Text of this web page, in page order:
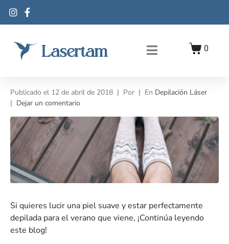
0
Publicado el 12 de abril de 2018 Por En Depilación Láser
Dejar un comentario
Si quieres lucir una piel suave y estar perfectamente
depilada para el verano que viene, ¡Continúa leyendo
este blog!